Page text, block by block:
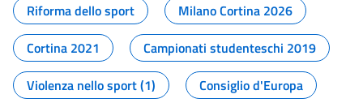
Riforma dello sport
Milano Cortina 2026
Cortina 2021
Campionati studenteschi 2019
Violenza nello sport (1)
Consiglio d'Europa